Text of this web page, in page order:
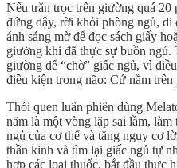
Nếu trằn trọc trên giường quá
đứng dậy, rời khỏi phòng ngủ, di
ánh sáng mờ để đọc sách giấy
giường khi đã thực sự buồn ngủ.
giường để “chờ” giấc ngủ, vì
điều kiện trong não: Cứ nằm
Thói quen luân phiên dùng
năm là một vòng lặp sai lầm,
ngủ của cơ thể và tăng nguy cơ
thần kinh và tìm lại giấc ngủ tự
hợp các loại thuốc, bắt đầu thực